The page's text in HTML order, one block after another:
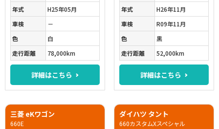
年式
H25年05月
車検
－
色
白
走行距離
78,000km
詳細はこちら
年式
H26年11月
車検
R09年11月
色
黒
走行距離
52,000km
詳細はこちら
三菱 eKワゴン
660E
ダイハツ タント
660カスタムXスペシャル